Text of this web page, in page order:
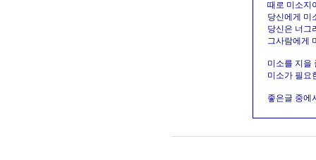
때로 미소지
당신에게 미
당신은 너그
그사람에게
미소를 지을
미소가 필요
좋은글 중에